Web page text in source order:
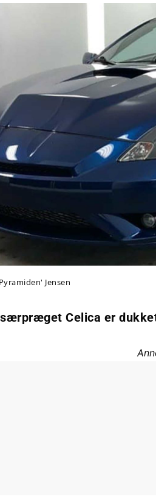
Jensen
Celica er